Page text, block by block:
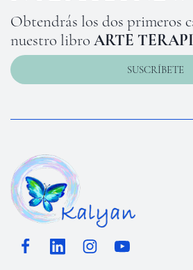
Obtendrás los dos primeros
nuestro libro ARTE
SUSCRÍBETE